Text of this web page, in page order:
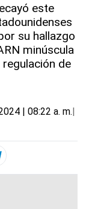
este
su hallazgo
minúscula
de
| 08:22 a. m.|